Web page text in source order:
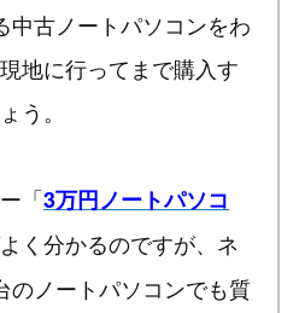
中古ノートパソコンをわ
地に行ってまで購入す
う。
「3万円ノートパソコ
く分かるのですが、ネ
のノートパソコンでも質